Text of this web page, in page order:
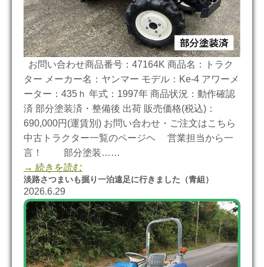
お問い合わせ商品番号：47164K 商品名：トラク
ター メーカー名：ヤンマー モデル：Ke-4 アワーメ
ーター：435ｈ 年式：1997年 商品状況：動作確認
済 部分塗装済・整備後 出荷 販売価格(税込)：
690,000円(運賃別) お問い合わせ・ご注文はこちら
中古トラクター一覧のページヘ 営業担当から一
言！ 部分塗装……
→ 続きを読む
淡路さつまいも掘り一泊遠足に行きました（青組）
2026.6.29